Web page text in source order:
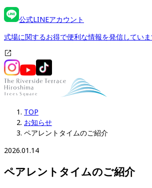
公式LINEアカウント
式場に関するお得で便利な情報を発信していま
TOP
お知らせ
ペアレントタイムのご紹介
2026.01.14
ペアレントタイムのご紹介